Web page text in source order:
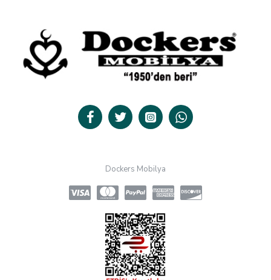
Dockers Mobilya